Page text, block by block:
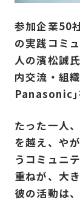
参加企業50
の実践コミ
人の濱松誠
内交流・組
Panasonic｣
たった一人
を越え、や
うコミュニ
重ねが、大
彼の活動は